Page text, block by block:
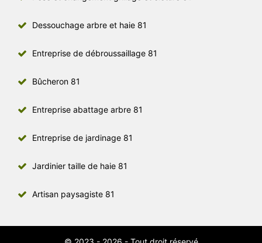
Dessouchage arbre et haie 81
Entreprise de débroussaillage 81
Bûcheron 81
Entreprise abattage arbre 81
Entreprise de jardinage 81
Jardinier taille de haie 81
Artisan paysagiste 81